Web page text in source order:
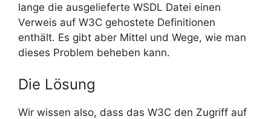
lange die ausgelieferte WSDL Datei einen
Verweis auf W3C gehostete Definitionen
enthält. Es gibt aber Mittel und Wege, wie man
dieses Problem beheben kann.
Die Lösung
Wir wissen also, dass das W3C den Zugriff auf